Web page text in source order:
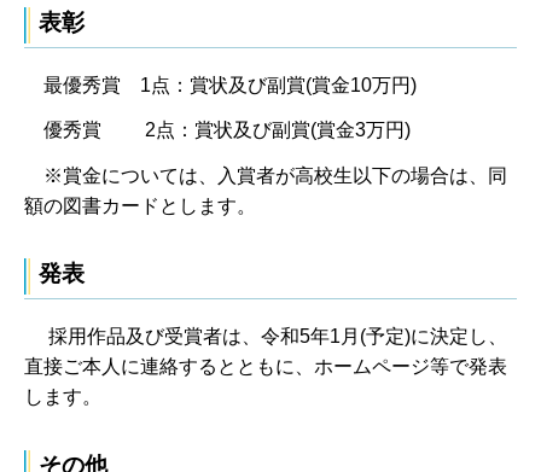
表彰
最優秀賞 1点：賞状及び副賞(賞金10万円)
優秀賞 2点：賞状及び副賞(賞金3万円)
※賞金については、入賞者が高校生以下の場合は、同
額の図書カードとします。
発表
採用作品及び受賞者は、令和5年1月(予定)に決定し、
直接ご本人に連絡するとともに、ホームページ等で発表
します。
その他